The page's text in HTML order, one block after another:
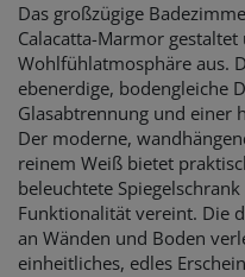
Das großzügige
Calacatta-Marmor
Wohlfühlatmosphäre aus.
ebenerdige, bodengleiche
Glasabtrennung und einer
Der moderne,
reinem Weiß bietet
beleuchtete
Funktionalität vereint. Die
an Wänden und Boden
einheitliches, edles